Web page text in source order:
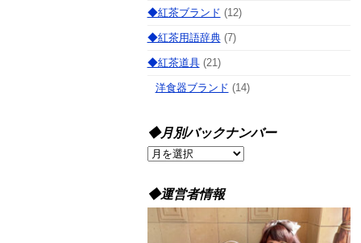
◆紅茶ブランド (12)
◆紅茶用語辞典(7)
◆紅茶道具(21)
洋食器ブランド (14)
◆月別バックナンバー
◆
バ
ッ
◆運営者情報